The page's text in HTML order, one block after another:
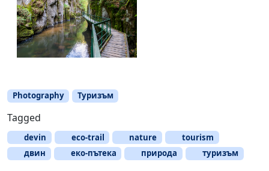
Photography Туризъм
Tagged
devin eco-trail nature
tourism
двин
еко-пътека природа туризъм